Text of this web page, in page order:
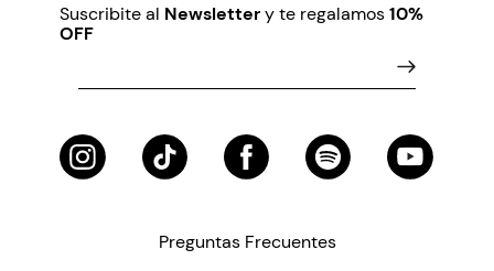
Suscribite al Newslettery te regalamos10%
OFF
Preguntas Frecuentes